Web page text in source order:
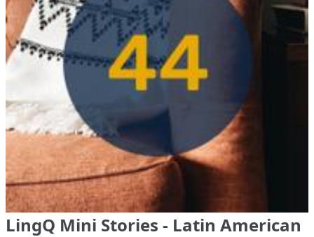
LingQ Mini Stories - Latin American